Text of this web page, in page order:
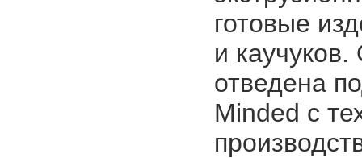
готовые
и
отведена
Minded с